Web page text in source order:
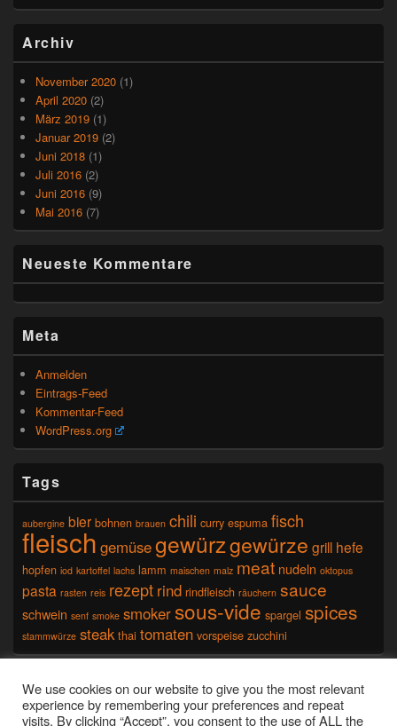
Archiv
November 2020 (1)
April 2020 (2)
März 2019 (1)
Januar 2019 (2)
Juni 2018 (1)
Juli 2016 (2)
Juni 2016 (9)
Mai 2016 (7)
Neueste Kommentare
Meta
Anmelden
Eintrags-Feed
Kommentar-Feed
WordPress.org
Tags
aubergine bier bohnen brauen chili curry espuma fisch
fleisch gemüsegewürzgewürze grill hefe
hopfen iod kartoffel lachs lamm maischen malz meat nudeln oktopus
pasta rasten reis rezept rind rindfleisch räuchern sauce
schwein senf smoke smokersous-vide spargel spices
stammwürze steak thai tomaten vorspeise zucchini
Seitenfuß-Menü
We use cookies on our website to give you the most relevant
experience by remembering your preferences and repeat
visits. By clicking “Accept”, you consent to the use of ALL the